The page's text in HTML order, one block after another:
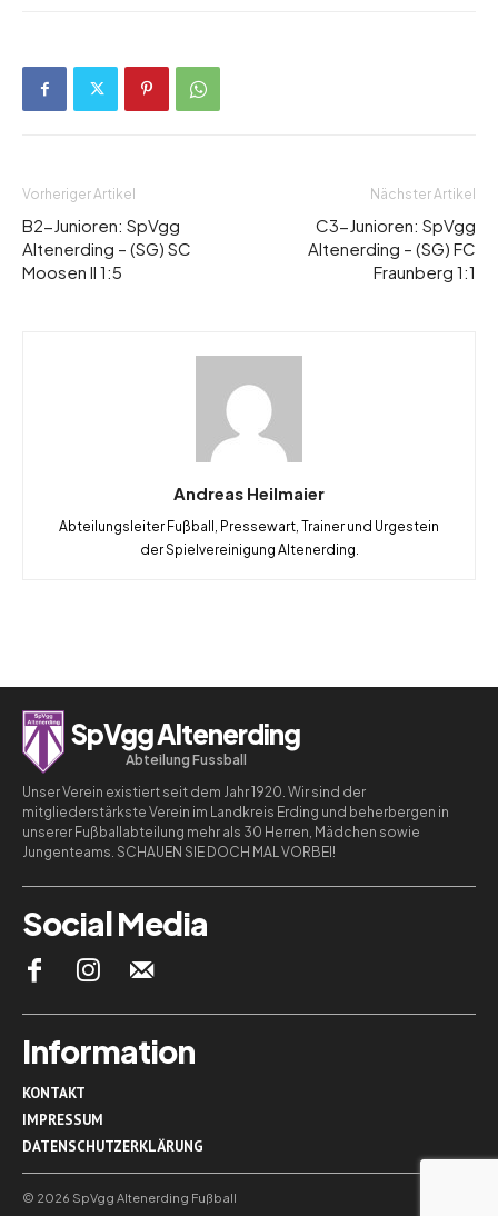
Vorheriger Artikel
B2-Junioren: SpVgg
Altenerding – (SG) SC
Moosen II 1:5
Nächster Artikel
C3-Junioren: SpVgg
Altenerding – (SG) FC
Fraunberg 1:1
Andreas Heilmaier
Abteilungsleiter Fußball, Pressewart, Trainer und Urgestein
der Spielvereinigung Altenerding.
SpVgg Altenerding
Abteilung Fussball
Unser Verein existiert seit dem Jahr 1920. Wir sind der
mitgliederstärkste Verein im Landkreis Erding und beherbergen in
unserer Fußballabteilung mehr als 30 Herren, Mädchen sowie
Jungenteams. SCHAUEN SIE DOCH MAL VORBEI!
Social Media
Information
KONTAKT
IMPRESSUM
DATENSCHUTZERKLÄRUNG
© 2026 SpVgg Altenerding Fußball